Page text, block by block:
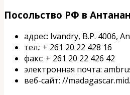
Посольство РФ в
адрес: Ivandry, B.P. 4006,
тел.: + 261 20 22 428 16
факс: + 261 20 22 426 42
электронная почта:
веб-сайт: //